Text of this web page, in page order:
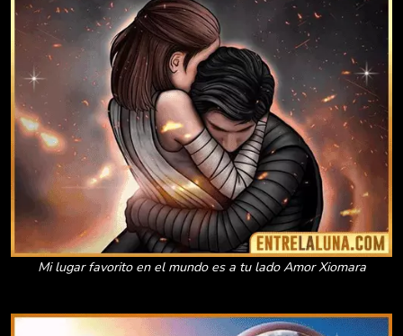
Mi lugar favorito en el mundo es a tu lado Amor Xiomara